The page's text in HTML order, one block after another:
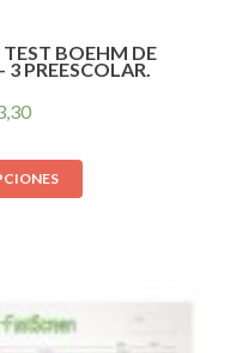
BOEHM DE
PREESCOLAR.